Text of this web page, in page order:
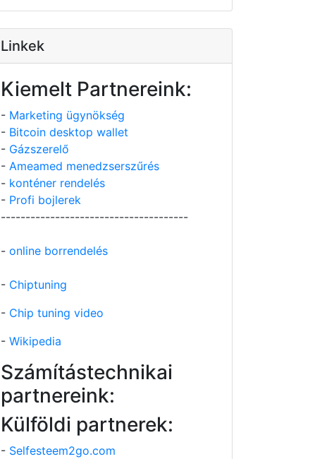
Linkek
Kiemelt Partnereink:
- Marketing ügynökség
- Bitcoin desktop wallet
- Gázszerelő
- Ameamed menedzserszűrés
- konténer rendelés
- Profi bojlerek
--------------------------------------
- online borrendelés
- Chiptuning
- Chip tuning video
- Wikipedia
Számítástechnikai
partnereink:
Külföldi partnerek:
- Selfesteem2go.com